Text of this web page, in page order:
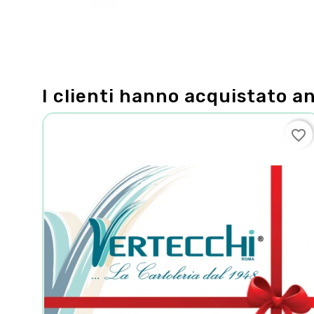
I clienti hanno acquistato
favorite_border